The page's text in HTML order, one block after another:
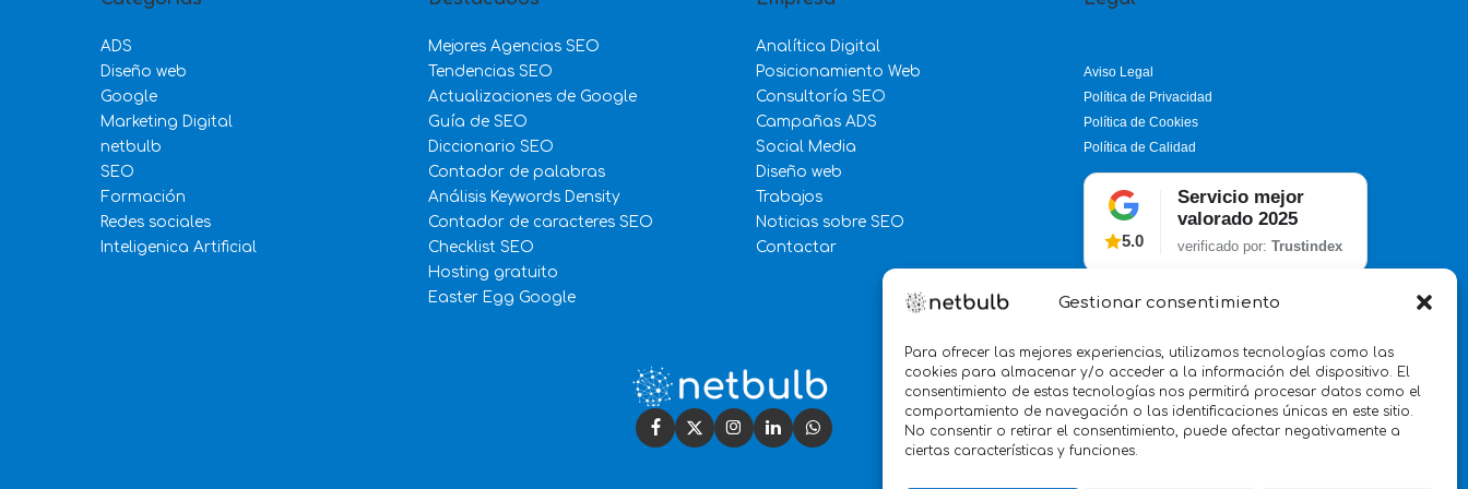
Gestionar consentimiento
Para ofrecer las mejores experiencias, utilizamos tecnologías como las
cookies para almacenar y/o acceder a la información del dispositivo. El
consentimiento de estas tecnologías nos permitirá procesar datos como el
comportamiento de navegación o las identificaciones únicas en este sitio.
No consentir o retirar el consentimiento, puede afectar negativamente a
ciertas características y funciones.
ADS
Diseño web
Google
Marketing Digital
netbulb
SEO
Formación
Redes sociales
Inteligenica Artificial
Mejores Agencias SEO
Tendencias SEO
Actualizaciones de Google
Guía de SEO
Diccionario SEO
Contador de palabras
Análisis Keywords Density
Contador de caracteres SEO
Checklist SEO
Hosting gratuito
Easter Egg Google
Analítica Digital
Posicionamiento Web
Consultoría SEO
Campañas ADS
Social Media
Diseño web
Trabajos
Noticias sobre SEO
Contactar
Aviso Legal
Política de Privacidad
Política de Cookies
Política de Calidad
5.0
Servicio mejor
valorado 2025
verificado por: Trustindex